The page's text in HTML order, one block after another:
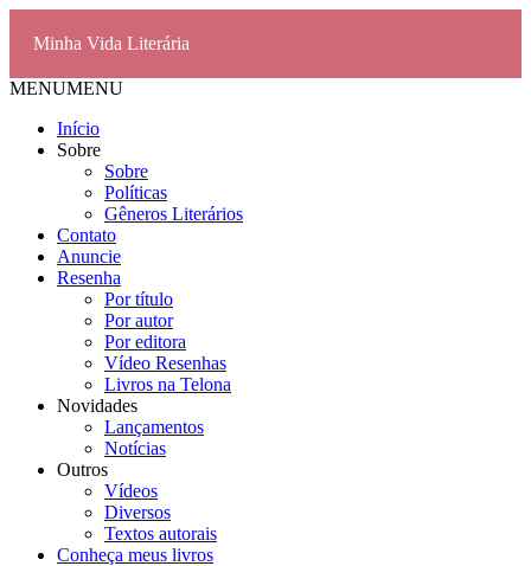
Minha Vida Literária
MENUMENU
Início
Sobre
Sobre
Políticas
Gêneros Literários
Contato
Anuncie
Resenha
Por título
Por autor
Por editora
Vídeo Resenhas
Livros na Telona
Novidades
Lançamentos
Notícias
Outros
Vídeos
Diversos
Textos autorais
Conheça meus livros